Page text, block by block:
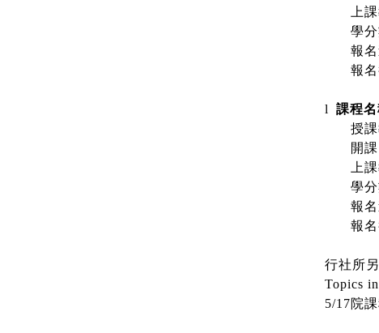
上
學分
報名
報名
l 課程名
授
開
上
學分
報名
報名
行社所
Topics
5/17院